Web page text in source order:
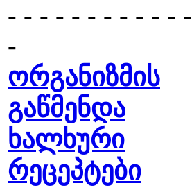
- - - - - - - - - - - -
-
ორგანიზმის
გაწმენდა
ხალხური
რეცეპტები